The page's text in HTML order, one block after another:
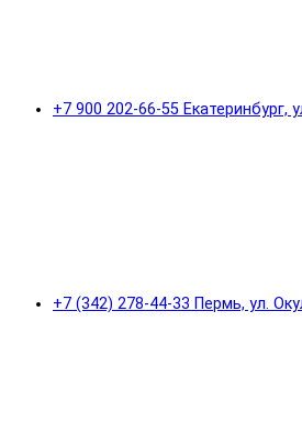
+7 900 202-66-55 Екатеринбург,
+7 (342) 278-44-33 Пермь, ул.